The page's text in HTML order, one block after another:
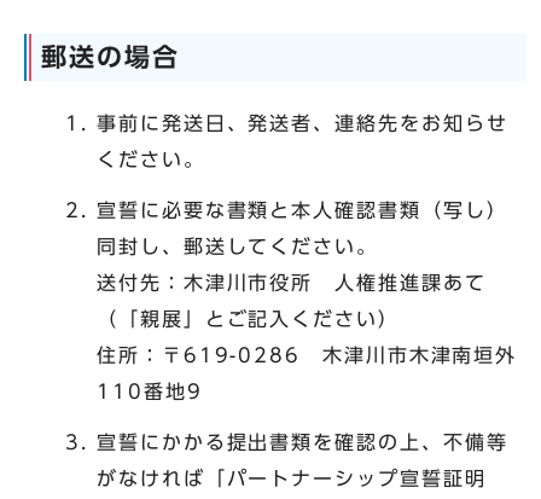
郵送の場合
事前に発送日、発送者、連絡先をお知らせ
ください。
宣誓に必要な書類と本人確認書類（写し）
同封し、郵送してください。
送付先：木津川市役所 人権推進課あて
（「親展」とご記入ください）
住所：〒619-0286 木津川市木津南垣外
110番地9
宣誓にかかる提出書類を確認の上、不備等
がなければ「パートナーシップ宣誓証明